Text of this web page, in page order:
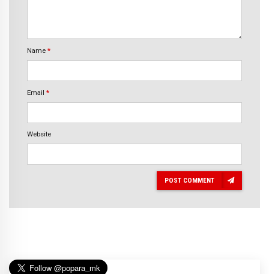
Name *
Email *
Website
POST COMMENT